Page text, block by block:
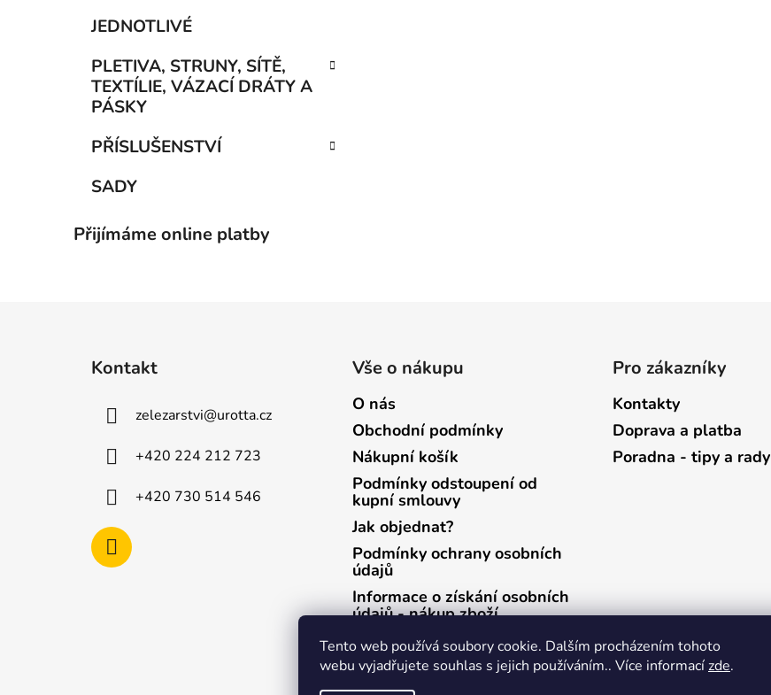
Tento web používá soubory cookie. Dalším procházením tohoto
webu vyjadřujete souhlas s jejich používáním.. Více informacízde.
JEDNOTLIVÉ
PLETIVA, STRUNY, SÍTĚ,
TEXTÍLIE, VÁZACÍ DRÁTY A
PÁSKY
PŘÍSLUŠENSTVÍ
SADY
Přijímáme online platby
Kontakt
zelezarstvi@urotta.cz
+420 224 212 723
+420 730 514 546
Vše o nákupu
O nás
Obchodní podmínky
Nákupní košík
Podmínky odstoupení od
kupní smlouvy
Jak objednat?
Podmínky ochrany osobních
údajů
Informace o získání osobních
údajů - nákup zboží
Informace o získání osobních
údajů - zasílání newsletterů
Pro zákazníky
Kontakty
Doprava a platba
Poradna - tipy a rady